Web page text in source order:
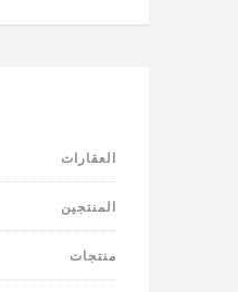
العقارات
المنتجين
منتجات